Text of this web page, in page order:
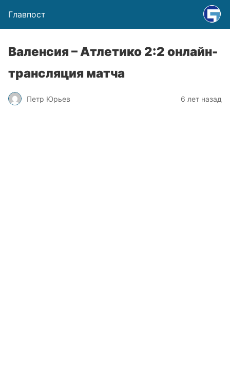
Главпост
Валенсия – Атлетико 2:2 онлайн-
трансляция матча
Петр Юрьев 6 лет назад